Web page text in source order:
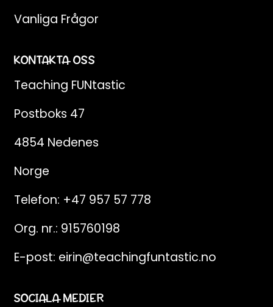
Vanliga Frågor
KONTAKTA OSS
Teaching FUNtastic
Postboks 47
4854 Nedenes
Norge
Telefon: +47 957 57 778
Org. nr.: 915760198
E-post: eirin@teachingfuntastic.no
SOCIALA MEDIER